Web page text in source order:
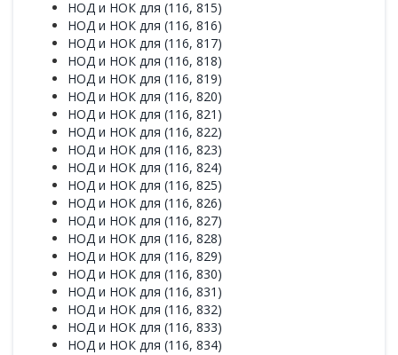
НОД и НОК для (116, 815)
НОД и НОК для (116, 816)
НОД и НОК для (116, 817)
НОД и НОК для (116, 818)
НОД и НОК для (116, 819)
НОД и НОК для (116, 820)
НОД и НОК для (116, 821)
НОД и НОК для (116, 822)
НОД и НОК для (116, 823)
НОД и НОК для (116, 824)
НОД и НОК для (116, 825)
НОД и НОК для (116, 826)
НОД и НОК для (116, 827)
НОД и НОК для (116, 828)
НОД и НОК для (116, 829)
НОД и НОК для (116, 830)
НОД и НОК для (116, 831)
НОД и НОК для (116, 832)
НОД и НОК для (116, 833)
НОД и НОК для (116, 834)